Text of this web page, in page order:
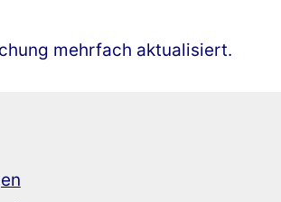
mehrfach aktualisiert.